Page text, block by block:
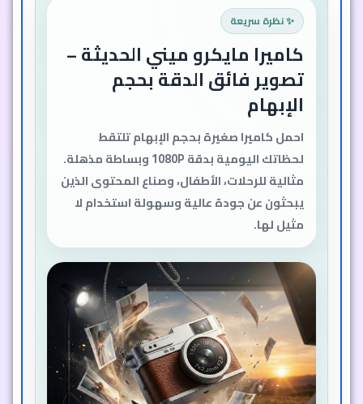
✨ نظرة سريعة
كاميرا مايكرو ميني الحديثة –
تصوير فائق الدقة بحجم
الإبهام
احمل كاميرا صغيرة بحجم الإبهام تلتقط
لحظاتك اليومية بدقة 1080P وبساطة مذهلة.
مثالية للرحلات، الأطفال، وصناع المحتوى الذين
يبحثون عن جودة عالية وسهولة استخدام لا
مثيل لها.